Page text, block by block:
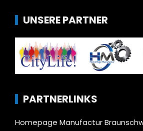
UNSERE PARTNER
PARTNERLINKS
Homepage Manufactur